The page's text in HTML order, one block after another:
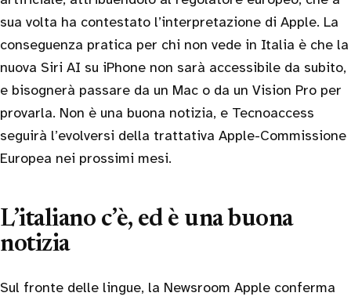
sua volta ha contestato l’interpretazione di Apple. La
conseguenza pratica per chi non vede in Italia è che la
nuova Siri AI su iPhone non sarà accessibile da subito,
e bisognerà passare da un Mac o da un Vision Pro per
provarla. Non è una buona notizia, e Tecnoaccess
seguirà l’evolversi della trattativa Apple-Commissione
Europea nei prossimi mesi.
L’italiano c’è, ed è una buona
notizia
Sul fronte delle lingue, la Newsroom Apple conferma